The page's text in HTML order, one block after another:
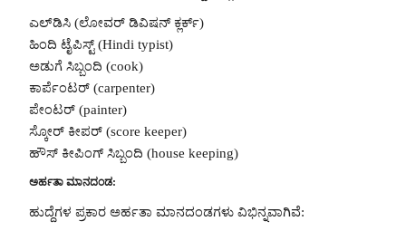
ಎಲ್‌ಡಿಸಿ (ಲೋವರ್ ಡಿವಿಷನ್ ಕ್ಲರ್ಕ್)
ಹಿಂದಿ ಟೈಪಿಸ್ಟ್ (Hindi typist)
ಅಡುಗೆ ಸಿಬ್ಬಂದಿ (cook)
ಕಾರ್ಪೆಂಟರ್ (carpenter)
ಪೇಂಟರ್ (painter)
ಸ್ಕೋರ್ ಕೀಪರ್ (score keeper)
ಹೌಸ್ ಕೀಪಿಂಗ್ ಸಿಬ್ಬಂದಿ (house keeping)
ಅರ್ಹತಾ ಮಾನದಂಡ:
ಹುದ್ದೆಗಳ ಪ್ರಕಾರ ಅರ್ಹತಾ ಮಾನದಂಡಗಳು ವಿಭಿನ್ನವಾಗಿವೆ: